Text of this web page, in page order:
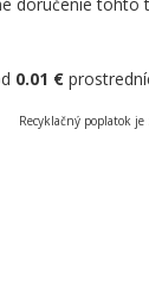
0.01 €
Recyklačný poplatok